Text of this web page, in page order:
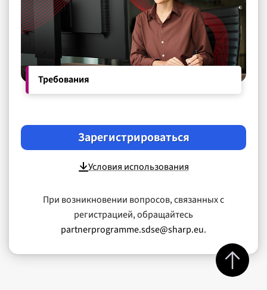
Требования
Зарегистрироваться
Условия использования
При возникновении вопросов, связанных с
регистрацией, обращайтесь
partnerprogramme.sdse@sharp.eu.
Jump to top